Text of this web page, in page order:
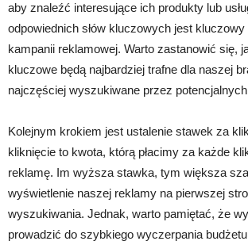
aby znaleźć interesujące ich produkty lub
odpowiednich słów kluczowych jest
kampanii reklamowej. Warto zastanowić się,
kluczowe będą najbardziej trafne dla naszej
najczęściej wyszukiwane przez
Kolejnym krokiem jest ustalenie stawek za
kliknięcie to kwota, którą płacimy za każde
reklamę. Im wyższa stawka, tym większa
wyświetlenie naszej reklamy na pierwszej
wyszukiwania. Jednak, warto pamiętać, że
prowadzić do szybkiego wyczerpania